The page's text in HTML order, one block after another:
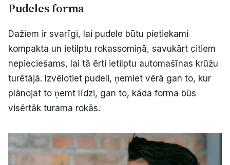
Pudeles forma
Dažiem ir svarīgi, lai pudele būtu pietiekami
kompakta un ietilptu rokassomiņā, savukārt citiem
nepieciešams, lai tā ērti ietilptu automašīnas krūžu
turētājā. Izvēlotiet pudeli, ņemiet vērā gan to, kur
plānojat to ņemt līdzi, gan to, kāda forma būs
visērtāk turama rokās.